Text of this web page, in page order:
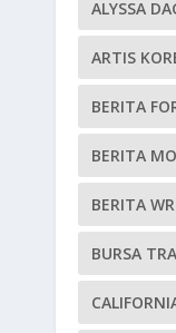
ALYSSA
ARTIS
BERITA
BERITA
BERITA
BURSA